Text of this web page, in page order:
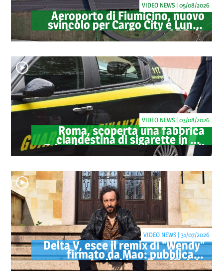
Aeroporto di Fiumicino, nuovo
svincolo per Cargo City e Lunga
Sosta: investimento ADR da
oltre 40 milioni
VIDEO NEWS | 05/08/2026
Roma, scoperta una fabbrica
clandestina di sigarette in via
Trigoria: sequestrati 1.350 kg di
tabacco
VIDEO NEWS | 03/08/2026
Delta V, esce il remix di "Wendy"
firmato da Mao: pubblicato
anche il videoclip ufficiale
VIDEO NEWS | 31/07/2026